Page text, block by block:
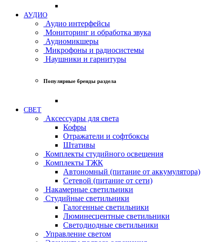
АУДИО
Аудио интерфейсы
Мониторинг и обработка звука
Аудиомикшеры
Микрофоны и радиосистемы
Наушники и гарнитуры
Популярные бренды раздела
СВЕТ
Аксессуары для света
Кофры
Отражатели и софтбоксы
Штативы
Комплекты студийного освещения
Комплекты ТЖК
Автономный (питание от аккумулятора)
Сетевой (питание от сети)
Накамерные светильники
Студийные светильники
Галогенные светильники
Люминесцентные светильники
Светодиодные светильники
Управление светом